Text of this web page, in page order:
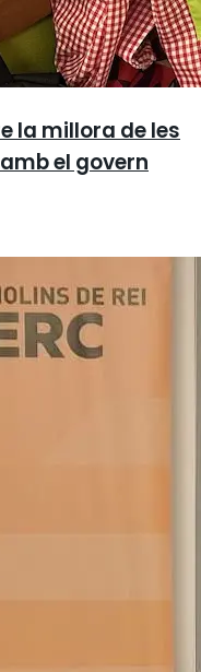
la millora de les
el govern